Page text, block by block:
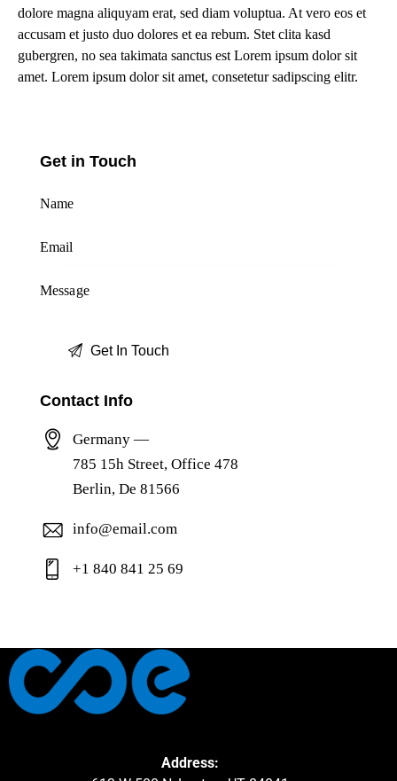
dolore magna aliquyam erat, sed diam voluptua. At vero eos et
accusam et justo duo dolores et ea rebum. Stet clita kasd
gubergren, no sea takimata sanctus est Lorem ipsum dolor sit
amet. Lorem ipsum dolor sit amet, consetetur sadipscing elitr.
Get in Touch
Contact Info
Germany —
785 15h Street, Office 478
Berlin, De 81566
info@email.com
+1 840 841 25 69
Address: